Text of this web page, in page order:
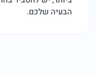
הבעיה שלכם.